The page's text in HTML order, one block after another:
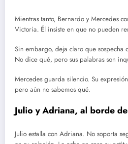
Mientras tanto, Bernardo y Mercedes
Victoria. Él insiste en que no pueden
Sin embargo, deja claro que sospecha
No dice qué, pero sus palabras son
Mercedes guarda silencio. Su
pero aún no sabemos qué.
Julio y Adriana, al borde
Julio estalla con Adriana. No soporta